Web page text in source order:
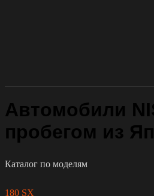
Автомобили
пробегом из
Каталог по моделям
180 SX